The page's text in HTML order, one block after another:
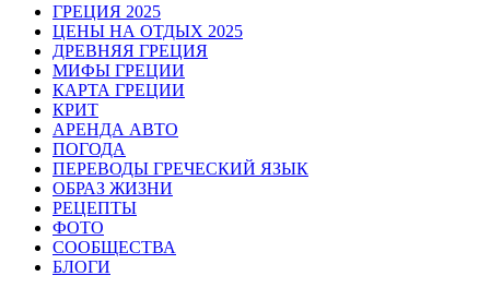
ГРЕЦИЯ 2025
ЦЕНЫ НА ОТДЫХ 2025
ДРЕВНЯЯ ГРЕЦИЯ
МИФЫ ГРЕЦИИ
КАРТА ГРЕЦИИ
КРИТ
АРЕНДА АВТО
ПОГОДА
ПЕРЕВОДЫ ГРЕЧЕСКИЙ ЯЗЫК
ОБРАЗ ЖИЗНИ
РЕЦЕПТЫ
ФОТО
СООБЩЕСТВА
БЛОГИ